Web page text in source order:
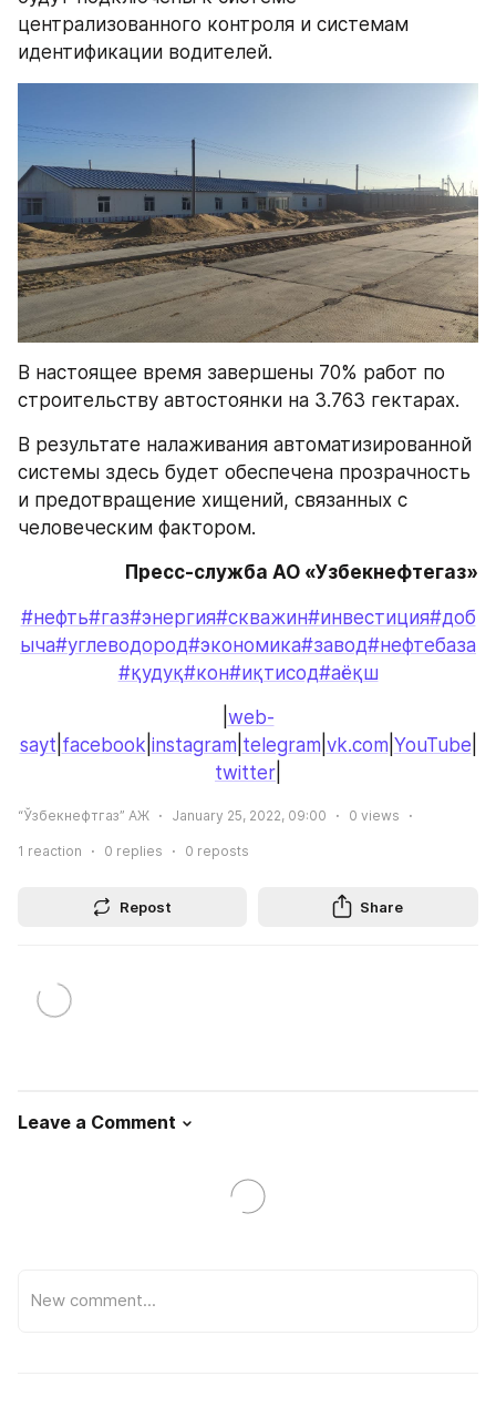
централизованного контроля и системам
идентификации водителей.
В настоящее время завершены 70% работ по
строительству автостоянки на 3.763 гектарах.
В результате налаживания автоматизированной
системы здесь будет обеспечена прозрачность
и предотвращение хищений, связанных с
человеческим фактором.
Пресс-служба АО «Узбекнефтегаз»
#нефть#газ#энергия#скважин#инвестиция#доб
ыча#углеводород#экономика#завод#нефтебаза
#қудуқ#кон#иқтисод#аёқш
web-
sayt facebook instagram telegram vk.com YouTube
twitter
“Ўзбекнефтгаз” АЖ January 25, 2022, 09:00 0 views
1 reaction 0 replies 0 reposts
Repost Share
Leave a Comment